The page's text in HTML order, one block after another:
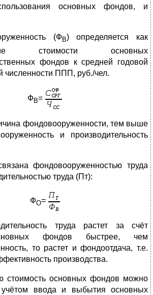
основных фондов, и
(ФВ) определяется как
стоимости основных
фондов к средней годовой
численности ППП, руб./чел.
ФВ=
фондовооруженности, тем выше
и производительность
фондовооруженностью труда
труда (Пт):
ФО=
труда растет за счёт
фондов быстрее, чем
то растет и фондоотдача, т.е.
производства.
стоимость основных фондов можно
учётом ввода и выбытия основных